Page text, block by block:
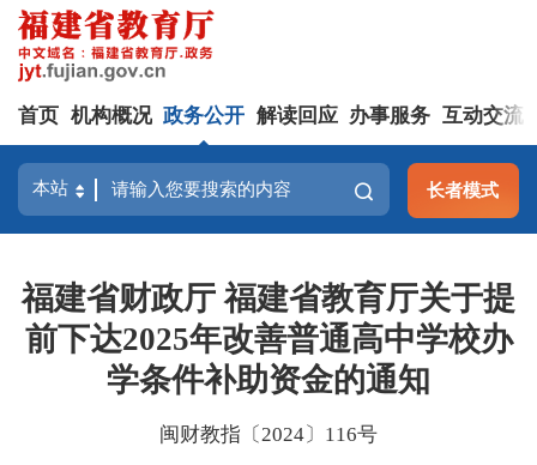
首页 机构概况 政务公开 解读回应 办事服务 互动交流
长者模式
福建省财政厅 福建省教育厅关于提
前下达2025年改善普通高中学校办
学条件补助资金的通知
闽财教指〔2024〕116号